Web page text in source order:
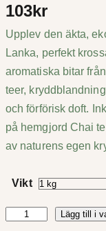
103kr
Upplev den äkta,
Lanka, perfekt
aromatiska bitar
teer,
och förförisk doft.
på hemgjord Chai
av naturens egen
Vikt
Lägg till i